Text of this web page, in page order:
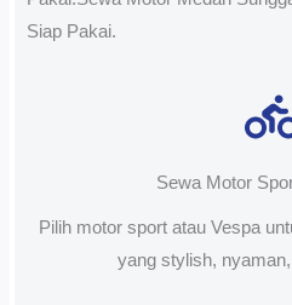
Siap Pakai.
Sewa Motor
Pilih motor sport atau Vespa
yang stylish,